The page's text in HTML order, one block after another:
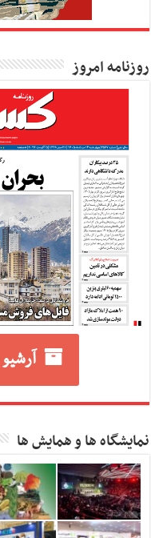
روزنامه امروز
نمایشگاه ها و همایش ها